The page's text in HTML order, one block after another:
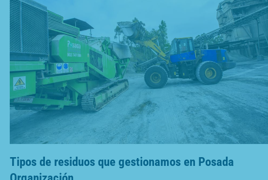
Tipos de residuos que gestionamos en Posada